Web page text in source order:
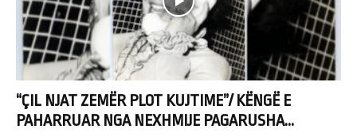
“ÇIL NJAT ZEMËR PLOT KUJTIME”/ KËNGË E
PAHARRUAR NGA NEXHMIJE PAGARUSHA...